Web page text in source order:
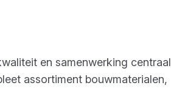
en samenwerking centraal
assortiment bouwmaterialen,